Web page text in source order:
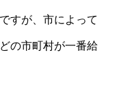
すが、市によって
の市町村が一番給